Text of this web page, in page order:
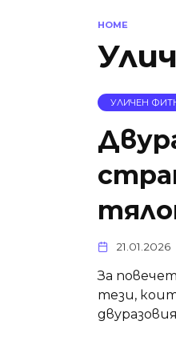
HOME
УЛИЧЕН
21.01.2026
За
тези,